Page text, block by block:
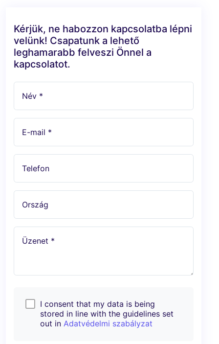
Kérjük, ne habozzon kapcsolatba lépni
velünk! Csapatunk a lehető
leghamarabb felveszi Önnel a
kapcsolatot.
Név *
E-mail *
Telefon
Ország
Üzenet *
I consent that my data is being
stored in line with the guidelines set
out in Adatvédelmi szabályzat